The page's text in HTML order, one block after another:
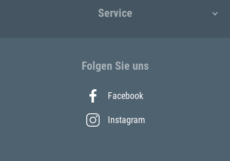
Service
Folgen Sie uns
Facebook
Instagram